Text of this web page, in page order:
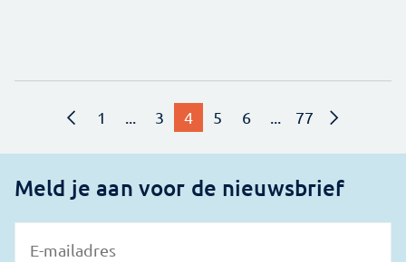
1 3 4 5 6 77
Meld je aan voor de nieuwsbrief